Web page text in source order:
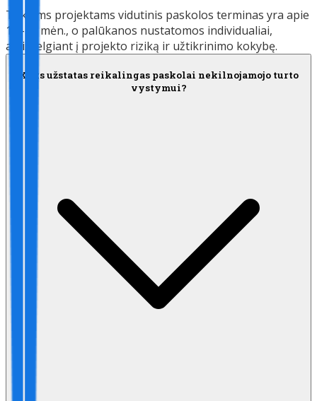
Tokiems projektams vidutinis paskolos terminas yra apie
12–24 mėn., o palūkanos nustatomos individualiai,
atsižvelgiant į projekto riziką ir užtikrinimo kokybę.
Koks užstatas reikalingas paskolai nekilnojamojo turto
vystymui?